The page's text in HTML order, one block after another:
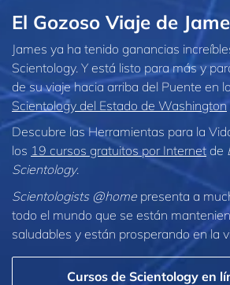
El Gozoso Viaje de
James ya ha tenido ganancias
Scientology. Y está listo para más y
de su viaje hacia arriba del Puente en la
Scientology del Estado de Washington
Descubre las Herramientas para la
los 19 cursos gratuitos por Internet de
Scientology.
Scientologists @home presenta a
todo el mundo que se están
saludables y están prosperando en la
Cursos de Scientology en